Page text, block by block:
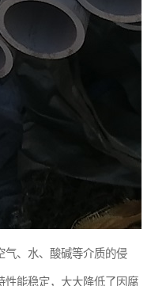
气、水、酸碱等介质的侵
性能稳定，大大降低了因腐